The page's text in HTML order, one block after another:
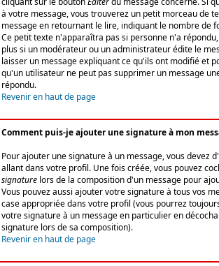
à votre message, vous trouverez un petit morceau de
message en retournant le lire, indiquant le nombre de
Ce petit texte n'apparaîtra pas si personne n'a
plus si un modérateur ou un administrateur édite le
laisser un message expliquant ce qu'ils ont modifié et
qu'un utilisateur ne peut pas supprimer un message
répondu.
Revenir en haut de page
Comment puis-je ajouter une signature à mon
Pour ajouter une signature à un message, vous devez
allant dans votre profil. Une fois créée, vous pouvez
signature lors de la composition d'un message pour
Vous pouvez aussi ajouter votre signature à tous vos
case appropriée dans votre profil (vous pourrez
votre signature à un message en particulier en
signature lors de sa composition).
Revenir en haut de page